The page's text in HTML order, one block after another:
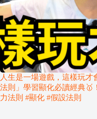
人生是一場遊戲，這樣玩
法則」學習顯化必讀經典🥇
力法則 #顯化 #假設法則